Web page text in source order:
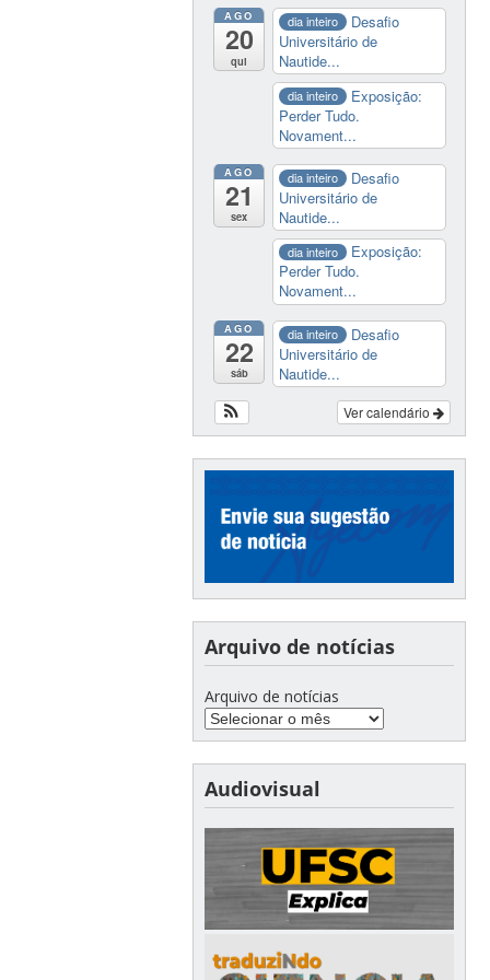
AGO
20
qui
dia inteiro
Desafio
Universitário de
Nautide...
dia inteiro
Exposição:
Perder Tudo.
Novament...
AGO
21
sex
dia inteiro
Desafio
Universitário de
Nautide...
dia inteiro
Exposição:
Perder Tudo.
Novament...
AGO
22
sáb
dia inteiro
Desafio
Universitário de
Nautide...
Ver calendário
Arquivo de notícias
Arquivo de notícias
Audiovisual